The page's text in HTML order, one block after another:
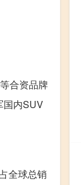
合资品牌
国内SUV
全球总销